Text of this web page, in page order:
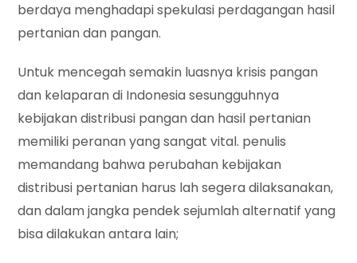
berdaya menghadapi spekulasi perdagangan hasil
pertanian dan pangan.
Untuk mencegah semakin luasnya krisis pangan
dan kelaparan di Indonesia sesungguhnya
kebijakan distribusi pangan dan hasil pertanian
memiliki peranan yang sangat vital. penulis
memandang bahwa perubahan kebijakan
distribusi pertanian harus lah segera dilaksanakan,
dan dalam jangka pendek sejumlah alternatif yang
bisa dilakukan antara lain;